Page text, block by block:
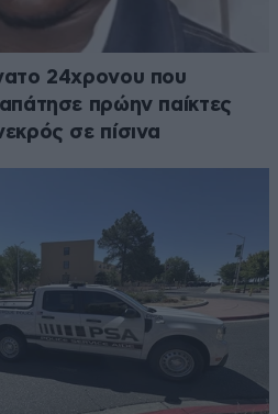
24χρονου που
πρώην παίκτες
σε πίσινα